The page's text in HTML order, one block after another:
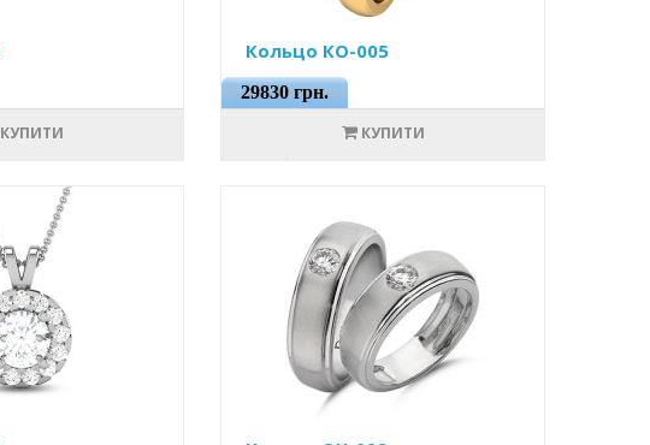
КУПИТИ
Кольцо КО-005
29830 грн.
КУПИТИ